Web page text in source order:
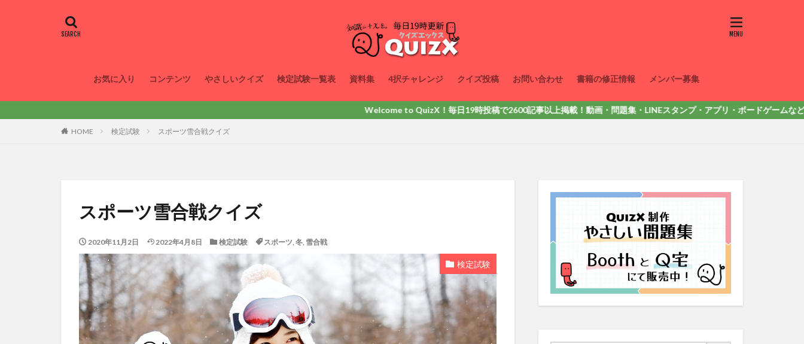
お気に入り コンテンツ やさしいクイズ 検定試験一覧表 資料集 4択チャレンジ クイズ投稿 お問い合わせ 書籍の修正情報 メンバー募集
Welcome to QuizX！毎日19時投稿で2600記事以上掲載！動画・問題集・LINEスタンプ・アプリ・ボードゲームなど色々出しています。
HOME 検定試験 スポーツ雪合戦クイズ
スポーツ雪合戦クイズ
2020年11月2日 2022年4月8日 検定試験 スポーツ, 冬, 雪合戦
検定試験